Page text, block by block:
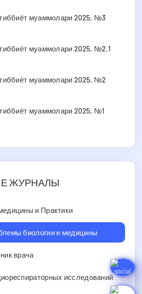
муаммолари 2025, №3
муаммолари 2025, №2.1
муаммолари 2025, №2
муаммолари 2025, №1
ЖУРНАЛЫ
и Практики
биологии и медицины
врача
исследований